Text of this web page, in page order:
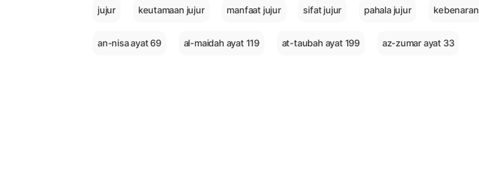
jujur keutamaan jujur manfaat jujur sifat jujur pahala jujur kebenaran
an-nisa ayat 69 al-maidah ayat 119 at-taubah ayat 199 az-zumar ayat 33